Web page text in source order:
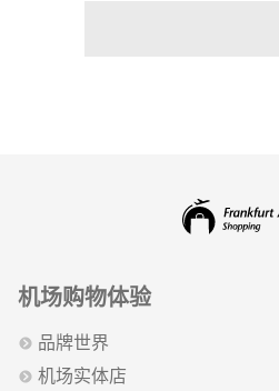
机场购物体验
品牌世界
机场实体店